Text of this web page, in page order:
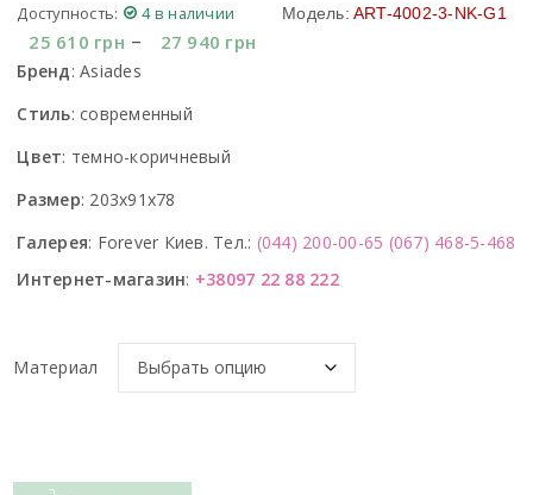
Доступность: 4 в наличии Модель: ART-4002-3-NK-G1
25 610 грн – 27 940 грн
Бренд:Asiades
Стиль: современный
Цвет: темно-коричневый
Размер: 203x91x78
Галерея: Forever Киев. Тел.: (044) 200-00-65 (067) 468-5-468
Интернет-магазин: +38097 22 88 222
Материал